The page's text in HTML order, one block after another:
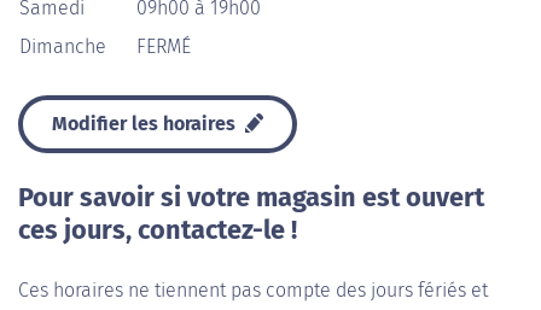
Samedi
09h00 à 19h00
Dimanche
FERMÉ
Modifier les horaires
Pour savoir si votre magasin est ouvert
ces jours, contactez-le !
Ces horaires ne tiennent pas compte des jours fériés et